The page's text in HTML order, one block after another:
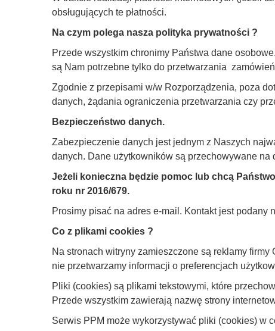
obsługujących te płatności.
Na czym polega nasza polityka prywatności ?
Przede wszystkim chronimy Państwa dane
są Nam potrzebne tylko do przetwarzania
Zgodnie z przepisami w/w Rozporządzenia, poza
danych, żądania ograniczenia przetwarzania czy
Bezpieczeństwo danych.
Zabezpieczenie danych jest jednym z Naszych
danych. Dane użytkowników są przechowywane
Jeżeli konieczna będzie pomoc lub chcą
roku nr 2016/679.
Prosimy pisać na adres e-mail. Kontakt jest podany
Co z plikami cookies ?
Na stronach witryny zamieszczone są reklamy
nie przetwarzamy informacji o preferencjach
Pliki (cookies) są plikami tekstowymi, które
Przede wszystkim zawierają nazwę strony
Serwis PPM może wykorzystywać pliki (cookies) w